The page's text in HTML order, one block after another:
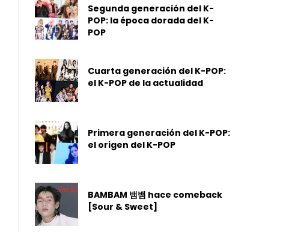
Segunda generación del K-
POP: la época dorada del K-
POP
Cuarta generación del K-POP:
el K-POP de la actualidad
Primera generación del K-POP:
el origen del K-POP
BAMBAM 뱀뱀 hace comeback
[Sour & Sweet]